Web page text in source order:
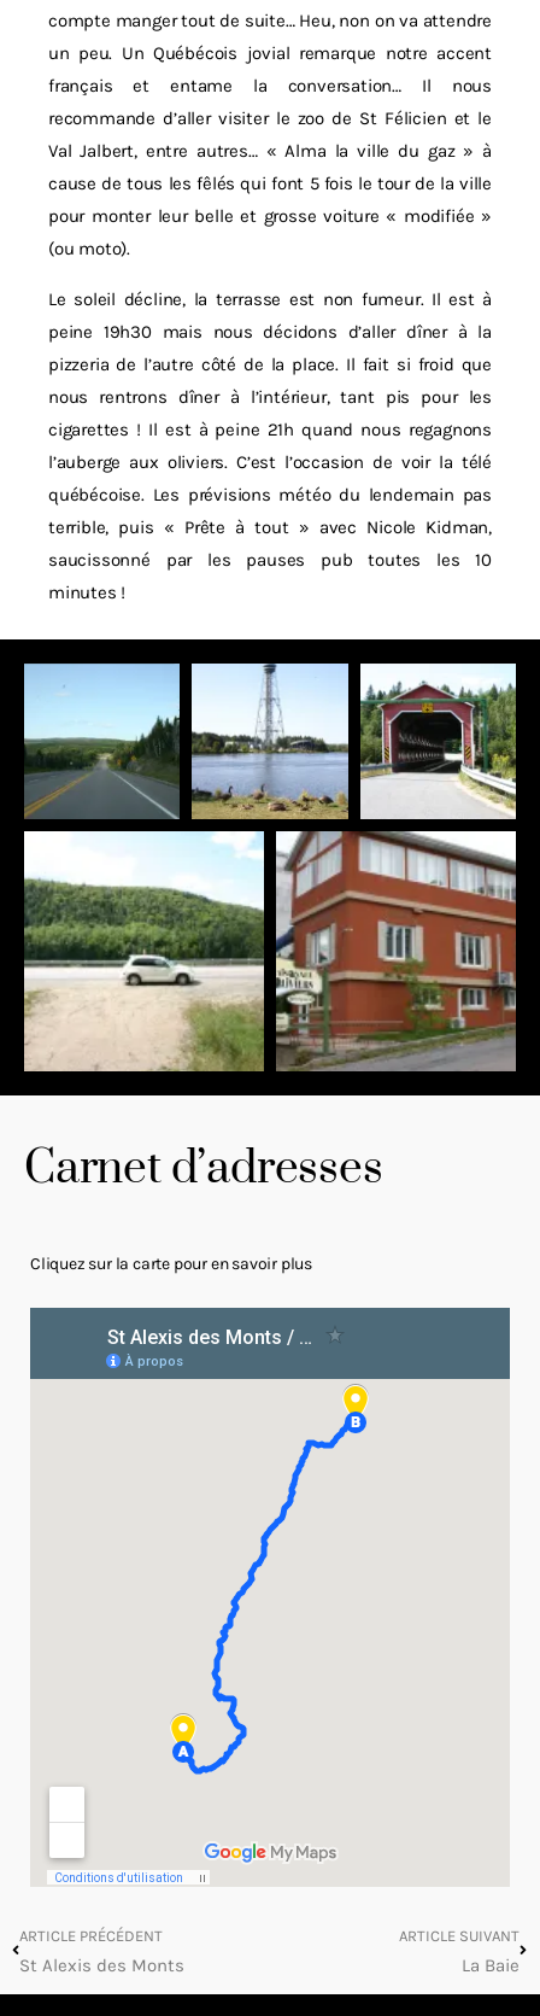
compte manger tout de suite… Heu, non on va attendre
un peu. Un Québécois jovial remarque notre accent
français et entame la conversation… Il nous
recommande d’aller visiter le zoo de St Félicien et le
Val Jalbert, entre autres… « Alma la ville du gaz » à
cause de tous les fêlés qui font 5 fois le tour de la ville
pour monter leur belle et grosse voiture « modifiée »
(ou moto).
Le soleil décline, la terrasse est non fumeur. Il est à
peine 19h30 mais nous décidons d’aller dîner à la
pizzeria de l’autre côté de la place. Il fait si froid que
nous rentrons dîner à l’intérieur, tant pis pour les
cigarettes ! Il est à peine 21h quand nous regagnons
l’auberge aux oliviers. C’est l’occasion de voir la télé
québécoise. Les prévisions météo du lendemain pas
terrible, puis « Prête à tout » avec Nicole Kidman,
saucissonné par les pauses pub toutes les 10
minutes !
Carnet d’adresses
Cliquez sur la carte pour en savoir plus
ARTICLE PRÉCÉDENT
St Alexis des Monts
ARTICLE SUIVANT
La Baie